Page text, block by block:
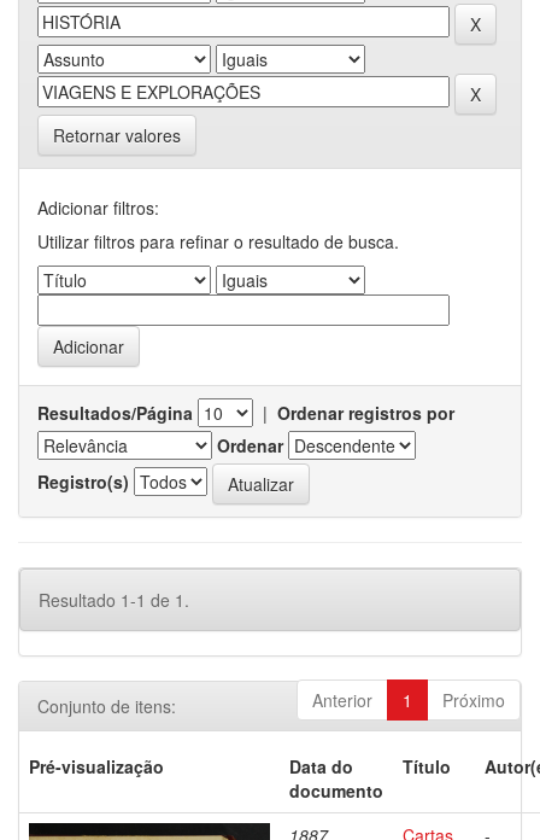
Retornar valores
Adicionar filtros:
Utilizar filtros para refinar o resultado de busca.
Resultados/Página | Ordenar registros por
Ordenar
Registro(s)
Resultado 1-1 de 1.
Anterior 1 Próximo
Conjunto de itens:
Pré-visualização
Data do
documento
Título
1887
Cartas
-